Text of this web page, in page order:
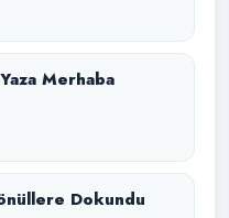
Merhaba
Dokundu